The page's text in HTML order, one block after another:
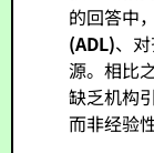
的回答中
(ADL)、
源。相比
缺乏机构
而非经验